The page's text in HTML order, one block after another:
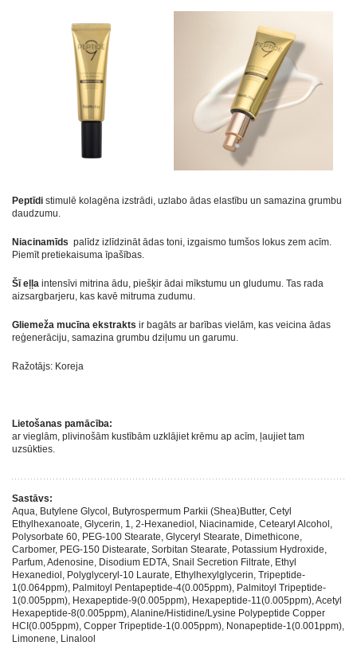
Peptīdi stimulē kolagēna izstrādi, uzlabo ādas elastību un samazina grumbu
daudzumu.
Niacinamīds palīdz izlīdzināt ādas toni, izgaismo tumšos lokus zem acīm.
Piemīt pretiekaisuma īpašības.
Šī eļļa intensīvi mitrina ādu, piešķir ādai mīkstumu un gludumu. Tas rada
aizsargbarjeru, kas kavē mitruma zudumu.
Gliemeža mucīna ekstrakts ir bagāts ar barības vielām, kas veicina ādas
reģenerāciju, samazina grumbu dziļumu un garumu.
Ražotājs: Koreja
Lietošanas pamācība:
ar vieglām, plivinošām kustībām uzklājiet krēmu ap acīm, ļaujiet tam
uzsūkties.
Sastāvs:
Aqua, Butylene Glycol, Butyrospermum Parkii (Shea)Butter, Cetyl
Ethylhexanoate, Glycerin, 1, 2-Hexanediol, Niacinamide, Cetearyl Alcohol,
Polysorbate 60, PEG-100 Stearate, Glyceryl Stearate, Dimethicone,
Carbomer, PEG-150 Distearate, Sorbitan Stearate, Potassium Hydroxide,
Parfum, Adenosine, Disodium EDTA, Snail Secretion Filtrate, Ethyl
Hexanediol, Polyglyceryl-10 Laurate, Ethylhexylglycerin, Tripeptide-
1(0.064ppm), Palmitoyl Pentapeptide-4(0.005ppm), Palmitoyl Tripeptide-
1(0.005ppm), Hexapeptide-9(0.005ppm), Hexapeptide-11(0.005ppm), Acetyl
Hexapeptide-8(0.005ppm), Alanine/Histidine/Lysine Polypeptide Copper
HCI(0.005ppm), Copper Tripeptide-1(0.005ppm), Nonapeptide-1(0.001ppm),
Limonene, Linalool